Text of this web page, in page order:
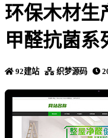
环保木材生
甲醛抗菌系
92建站 织梦源码